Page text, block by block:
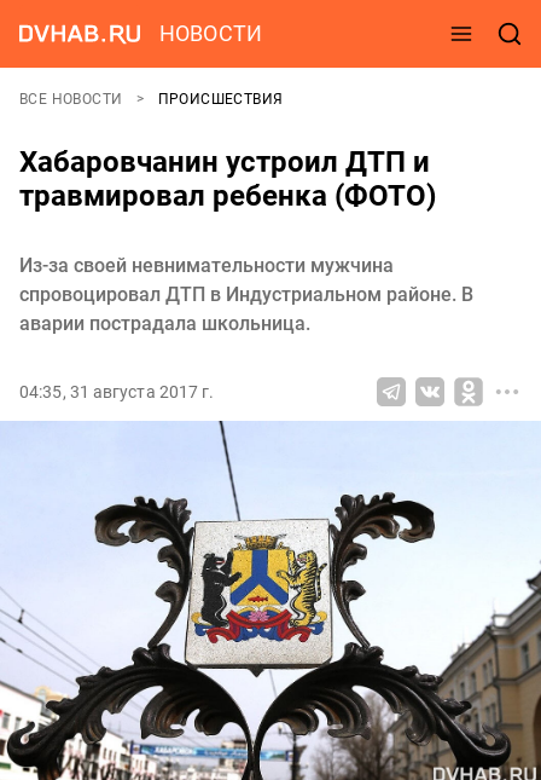
НОВОСТИ
ВСЕ НОВОСТИ ПРОИСШЕСТВИЯ
Хабаровчанин устроил ДТП и
травмировал ребенка (ФОТО)
Из-за своей невнимательности мужчина
спровоцировал ДТП в Индустриальном районе. В
аварии пострадала школьница.
04:35, 31 августа 2017 г.